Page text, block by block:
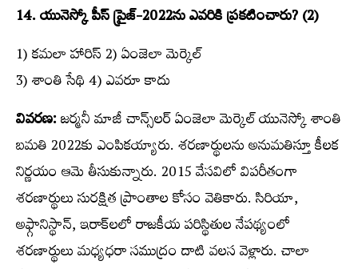
14. యునెస్కో పీస్ ప్రైజ్‌-2022ను ఎవరికి ప్రకటించారు? (2)
1) కమలా హారిస్ 2) ఏంజెలా మెర్కెల్‌
3) శాంతి సేథి 4) ఎవరూ కాదు
వివరణ:జర్మనీ మాజీ చాన్స్​‍లర్‌ ఏంజెలా మెర్కెల్‌ యునెస్కో శాంతి
బమతి 2022కు ఎంపికయ్యారు. శరణార్థులను అనుమతిస్తూ కీలక
నిర్ణయం ఆమె తీసుకున్నారు. 2015 వేసవిలో విపరీతంగా
శరణార్థులు సురక్షిత ప్రాంతాల కోసం వెతికారు. సిరియా,
అఫ్గానిస్థాన్‌, ఇరాక్‌లలో రాజకీయ పరిస్థితుల నేపథ్యంలో
శరణార్థులు మధ్యధరా సముద్రం దాటి వలస వెళ్లారు. చాలా